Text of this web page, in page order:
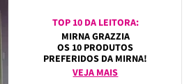
TOP 10 DA LEITORA:
MIRNA GRAZZIA
OS 10 PRODUTOS
PREFERIDOS DA MIRNA!
VEJA MAIS